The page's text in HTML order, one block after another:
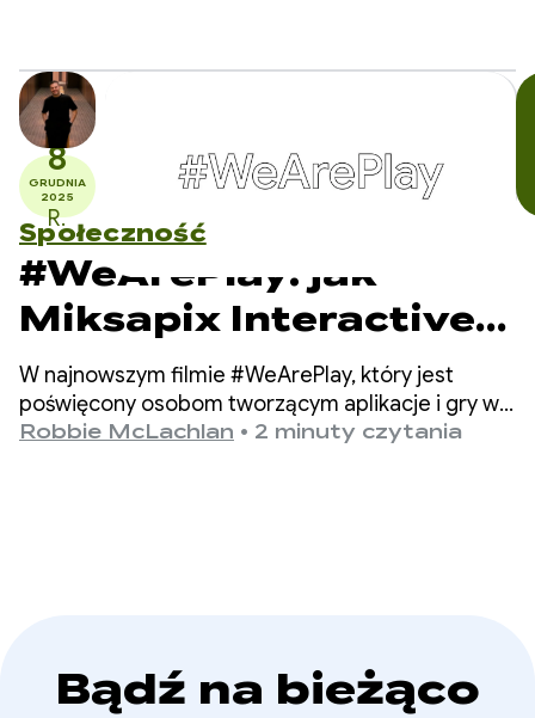
8
GRUDNIA
2025
R.
Społeczność
#WeArePlay: jak
Miksapix Interactive
przenosi starożytną
mitologię Saamów do
graczy na całym
W najnowszym filmie #WeArePlay, który jest
poświęcony osobom tworzącym aplikacje i gry w
Google Play, poznajemy Mikkela – założyciela i
Robbie McLachlan • 2 minuty czytania
Bądź na bieżąco